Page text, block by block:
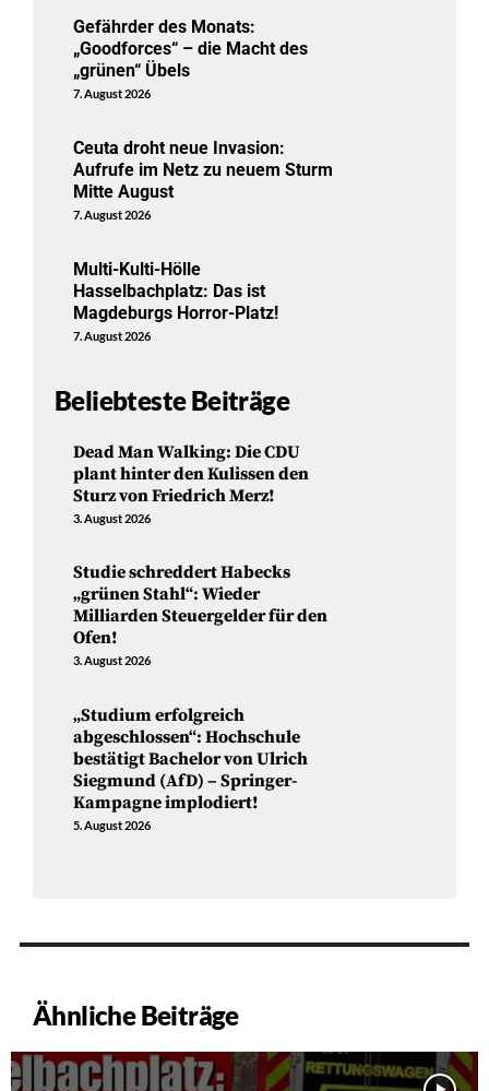
Gefährder des Monats:
„Goodforces“ – die Macht des
„grünen“ Übels
7. August 2026
Ceuta droht neue Invasion:
Aufrufe im Netz zu neuem Sturm
Mitte August
7. August 2026
Multi-Kulti-Hölle
Hasselbachplatz: Das ist
Magdeburgs Horror-Platz!
7. August 2026
Beliebteste Beiträge
Dead Man Walking: Die CDU
plant hinter den Kulissen den
Sturz von Friedrich Merz!
3. August 2026
Studie schreddert Habecks
„grünen Stahl“: Wieder
Milliarden Steuergelder für den
Ofen!
3. August 2026
„Studium erfolgreich
abgeschlossen“: Hochschule
bestätigt Bachelor von Ulrich
Siegmund (AfD) – Springer-
Kampagne implodiert!
5. August 2026
Ähnliche Beiträge